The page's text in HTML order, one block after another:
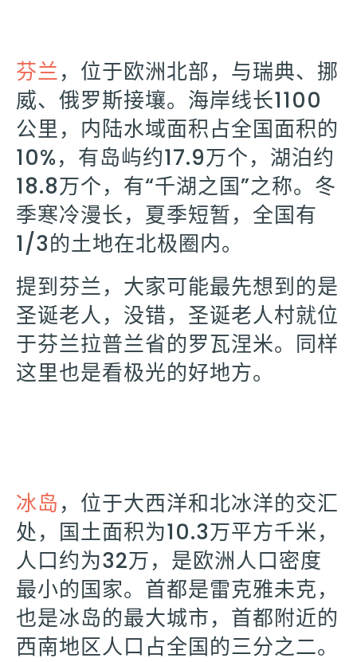
芬兰，位于欧洲北部，与瑞典、挪
威、俄罗斯接壤。海岸线长1100
公里，内陆水域面积占全国面积的
10%，有岛屿约17.9万个，湖泊约
18.8万个，有“千湖之国”之称。冬
季寒冷漫长，夏季短暂，全国有
1/3的土地在北极圈内。
提到芬兰，大家可能最先想到的是
圣诞老人，没错，圣诞老人村就位
于芬兰拉普兰省的罗瓦涅米。同样
这里也是看极光的好地方。
冰岛，位于大西洋和北冰洋的交汇
处，国土面积为10.3万平方千米，
人口约为32万，是欧洲人口密度
最小的国家。首都是雷克雅未克，
也是冰岛的最大城市，首都附近的
西南地区人口占全国的三分之二。